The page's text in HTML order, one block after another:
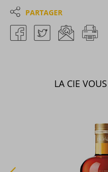
PARTAGER
LA CIE